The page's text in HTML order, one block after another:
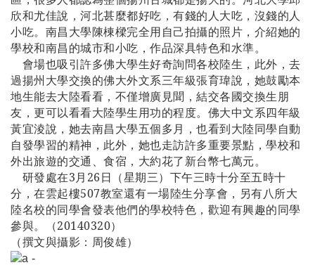
欣和尤佳說，河北甚麼都好吃，有錢的人大吃，沒錢的人
小吃。南昌大學陳棟樑完全用自己拍攝的照片，介紹她的
學校和南昌的城市和小吃，作品深具特色和水準。
會場也吸引許多佛大學生好奇詢問各校陸生，此外，去
過揚州大學交換的佛大外文系三年級張育瑋說，她鼓勵本
地生能去大陸看看，不僅增廣見聞，結交各國交換生朋
友，更可以看看大陸學生用功的程度。佛大中文系四年級
黃宜淩說，她去南昌大學五個多月，也看到大陸同學自動
自發學習的精神，此外，她也走訪許多重要景點，學校和
外出旅遊的交通、食宿，大約花了新台幣七萬元。
研發處在3月 26日（星期三）下午三時十分至五時十
分，在雲起樓507教室還有一場陸生分享會，另有八所大
陸名校的同學會發表他們的學校特色，歡迎有興趣的同學
參與。（20140320）
（撰文與攝影：周俊雄）